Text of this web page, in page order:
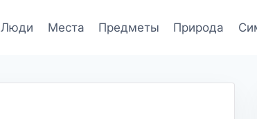
Люди Места Предметы Природа